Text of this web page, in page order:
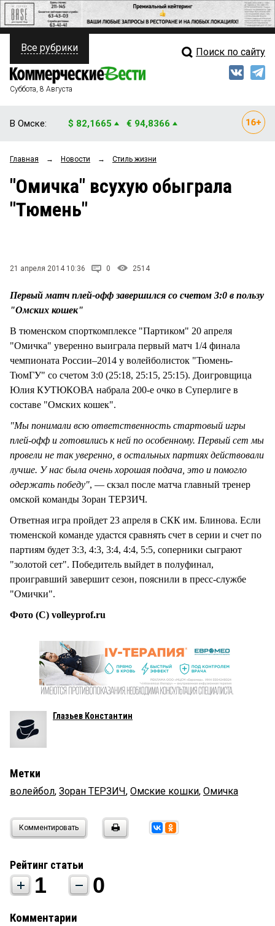
ПОЛИТИКА
ФИНАНСЫ
ОБЩЕСТВО
ЗАКОН
НОВОСТИ КОМПАНИЙ
СТИЛЬ ЖИЗНИ
Свежий выпуск
Рейтинги
Все рубрики Поиск по сайту
Суббота, 8 Августа
В Омске: $ 82,1665 € 94,8366
Главная → Новости → Стиль жизни
"Омичка" всухую обыграла
"Тюмень"
21 апреля 2014 10:36 0 2514
Первый матч плей-офф завершился со счетом 3:0 в пользу
"Омских кошек"
В тюменском спорткомплексе "Партиком" 20 апреля
"Омичка" уверенно выиграла первый матч 1/4 финала
чемпионата России–2014 у волейболисток "Тюмень-
ТюмГУ" со счетом 3:0 (25:18, 25:15, 25:15). Доигровщица
Юлия КУТЮКОВА набрала 200-е очко в Суперлиге в
составе "Омских кошек".
"Мы понимали всю ответственность стартовый игры
плей-офф и готовились к ней по особенному. Первый сет мы
провели не так уверенно, в остальных партиях действовали
лучше. У нас была очень хорошая подача, это и помогло
одержать победу", — скзал после матча главный тренер
омской команды Зоран ТЕРЗИЧ.
Ответная игра пройдет 23 апреля в СКК им. Блинова. Если
тюменской команде удастся сравнять счет в серии и счет по
партиям будет 3:3, 4:3, 3:4, 4:4, 5:5, соперники сыграют
"золотой сет". Победитель выйдет в полуфинал,
проигравший завершит сезон, пояснили в пресс-службе
"Омички".
Фото (С) volleyprof.ru
Глазьев Константин
Метки
волейбол, Зоран ТЕРЗИЧ, Омские кошки, Омичка
Комментировать
Рейтинг статьи
1 0
Комментарии